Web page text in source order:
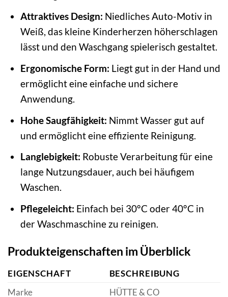
Attraktives Design: Niedliches Auto-Motiv in
Weiß, das kleine Kinderherzen höherschlagen
lässt und den Waschgang spielerisch gestaltet.
Ergonomische Form: Liegt gut in der Hand und
ermöglicht eine einfache und sichere
Anwendung.
Hohe Saugfähigkeit: Nimmt Wasser gut auf
und ermöglicht eine effiziente Reinigung.
Langlebigkeit: Robuste Verarbeitung für eine
lange Nutzungsdauer, auch bei häufigem
Waschen.
Pflegeleicht: Einfach bei 30°C oder 40°C in
der Waschmaschine zu reinigen.
Produkteigenschaften im Überblick
EIGENSCHAFT
BESCHREIBUNG
Marke
HÜTTE & CO